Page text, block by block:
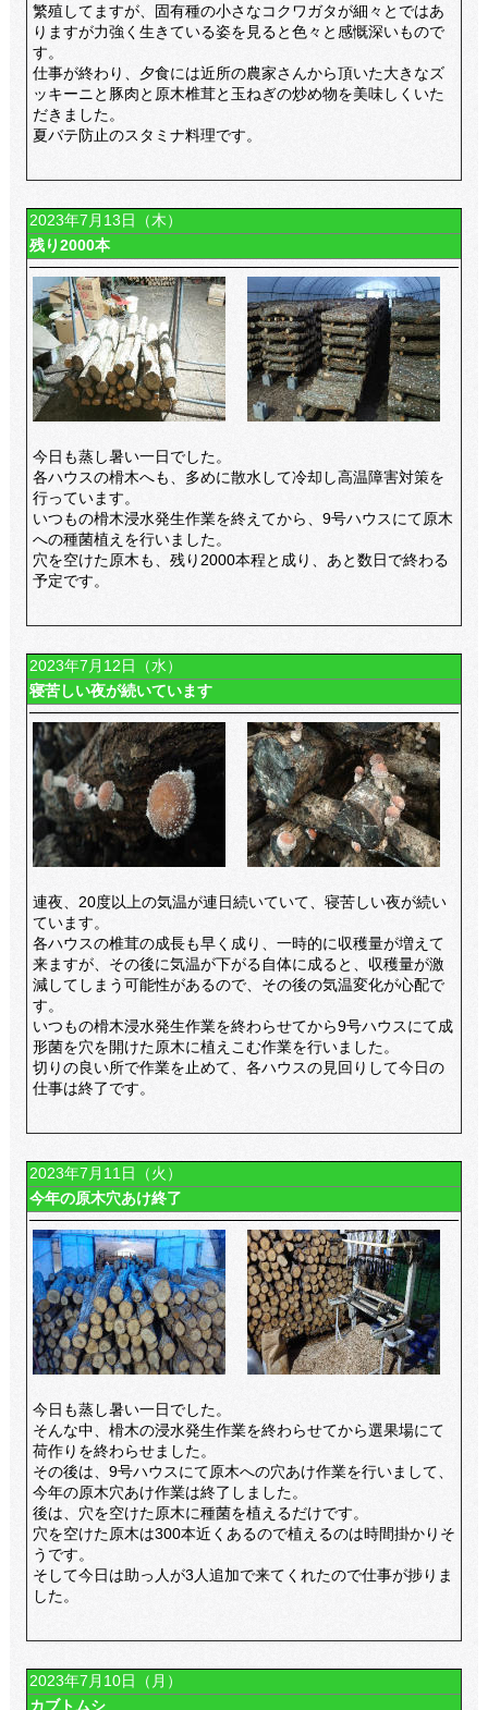
繁殖してますが、固有種の小さなコクワガタが細々とではあ
りますが力強く生きている姿を見ると色々と感慨深いもので
す。
仕事が終わり、夕食には近所の農家さんから頂いた大きなズ
ッキーニと豚肉と原木椎茸と玉ねぎの炒め物を美味しくいた
だきました。
夏バテ防止のスタミナ料理です。
2023年7月13日（木）
残り2000本
今日も蒸し暑い一日でした。
各ハウスの榾木へも、多めに散水して冷却し高温障害対策を
行っています。
いつもの榾木浸水発生作業を終えてから、9号ハウスにて原木
への種菌植えを行いました。
穴を空けた原木も、残り2000本程と成り、あと数日で終わる
予定です。
2023年7月12日（水）
寝苦しい夜が続いています
連夜、20度以上の気温が連日続いていて、寝苦しい夜が続い
ています。
各ハウスの椎茸の成長も早く成り、一時的に収穫量が増えて
来ますが、その後に気温が下がる自体に成ると、収穫量が激
減してしまう可能性があるので、その後の気温変化が心配で
す。
いつもの榾木浸水発生作業を終わらせてから9号ハウスにて成
形菌を穴を開けた原木に植えこむ作業を行いました。
切りの良い所で作業を止めて、各ハウスの見回りして今日の
仕事は終了です。
2023年7月11日（火）
今年の原木穴あけ終了
今日も蒸し暑い一日でした。
そんな中、榾木の浸水発生作業を終わらせてから選果場にて
荷作りを終わらせました。
その後は、9号ハウスにて原木への穴あけ作業を行いまして、
今年の原木穴あけ作業は終了しました。
後は、穴を空けた原木に種菌を植えるだけです。
穴を空けた原木は300本近くあるので植えるのは時間掛かりそ
うです。
そして今日は助っ人が3人追加で来てくれたので仕事が捗りま
した。
2023年7月10日（月）
カブトムシ